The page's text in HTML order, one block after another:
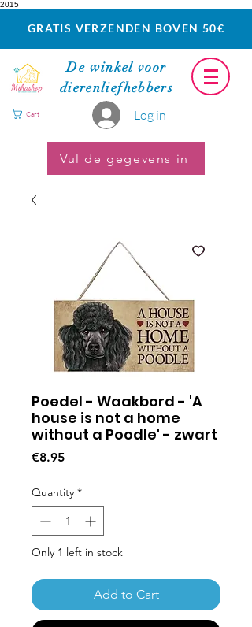
2015
GRATIS VERZENDEN BOVEN 50€
De winkel voor
dierenliefhebbers
Log in
Cart
Vul de gegevens in
Poedel - Waakbord - 'A
house is not a home
without a Poodle' - zwart
€8.95Price
Quantity *
Only 1 left in stock
Add to Cart